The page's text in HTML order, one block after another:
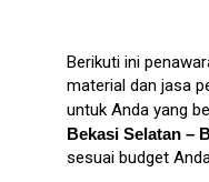
Berikuti ini
material dan jasa
untuk Anda yang
Bekasi Selatan –
sesuai budget